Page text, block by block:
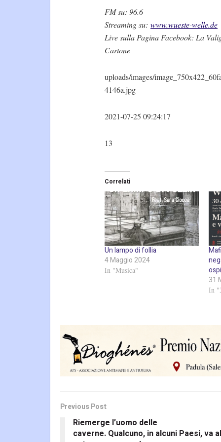
FM su: 96.6
Streaming su: www.wueste-welle.de
Live sulla Pagina Facebook: La
Cartone
uploads/images/
4146a.jpg
2021-07-25 09:24:17
13
Correlati
Un lampo di follia
4 Maggio 2024
In "Musica"
31
In
Previous Post
Riemerge l’uomo delle
caverne. Qualcuno, in alcuni Paesi, va al